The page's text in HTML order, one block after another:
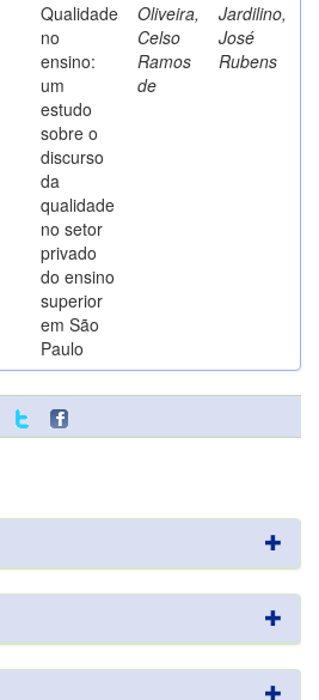
Qualidade
no
ensino:
um
estudo
sobre o
discurso
da
qualidade
no setor
privado
do ensino
superior
em São
Paulo
Oliveira,
Celso
Ramos
de
Jardilino,
José
Rubens